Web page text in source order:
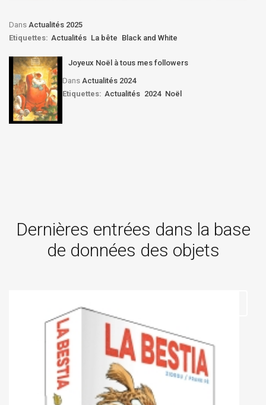
Dans Actualités 2025
Etiquettes: Actualités La bête Black and White
Joyeux Noël à tous mes followers
Dans Actualités 2024
Etiquettes: Actualités 2024 Noël
Dernières entrées dans la base
de données des objets